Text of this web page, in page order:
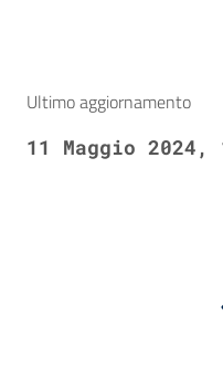
Ultimo aggiornamento
11 Maggio 2024,
Pagina